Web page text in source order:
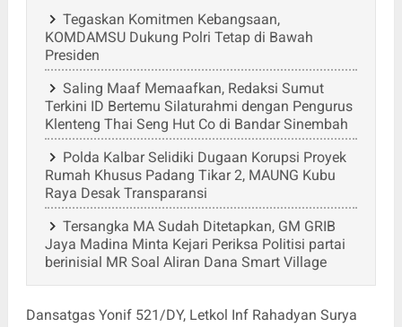
Tegaskan Komitmen Kebangsaan,
KOMDAMSU Dukung Polri Tetap di Bawah
Presiden
Saling Maaf Memaafkan, Redaksi Sumut
Terkini ID Bertemu Silaturahmi dengan Pengurus
Klenteng Thai Seng Hut Co di Bandar Sinembah
Polda Kalbar Selidiki Dugaan Korupsi Proyek
Rumah Khusus Padang Tikar 2, MAUNG Kubu
Raya Desak Transparansi
Tersangka MA Sudah Ditetapkan, GM GRIB
Jaya Madina Minta Kejari Periksa Politisi partai
berinisial MR Soal Aliran Dana Smart Village
Dansatgas Yonif 521/DY, Letkol Inf Rahadyan Surya